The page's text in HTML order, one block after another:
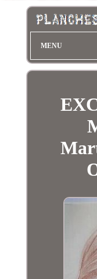
MENU